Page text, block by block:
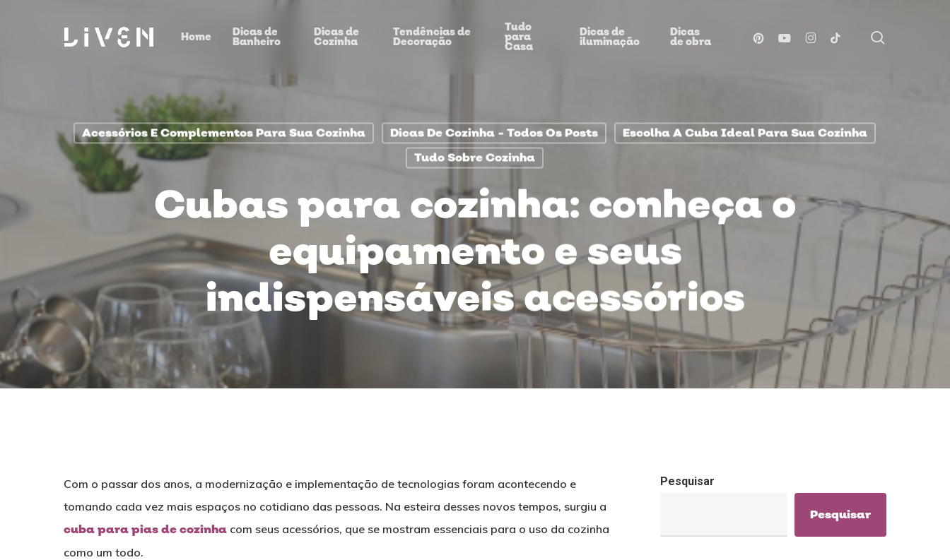
Home Dicas de
Banheiro
Dicas de
Cozinha
Tendências de
Decoração
Tudo
para
Casa
Dicas de
iluminação
Dicas
de obra pinterestyoutubeinstagram
tiktok
Acessórios E Complementos Para Sua Cozinha Dicas De Cozinha - Todos Os Posts
Escolha A Cuba Ideal Para Sua Cozinha
Tudo Sobre Cozinha
Cubas para cozinha: conheça o
equipamento e seus
indispensáveis acessórios
Com o passar dos anos, a modernização e implementação de tecnologias foram acontecendo e
tomando cada vez mais espaços no cotidiano das pessoas. Na esteira desses novos tempos, surgiu a
cuba para pias de cozinha com seus acessórios, que se mostram essenciais para o uso da cozinha
como um todo.
Pesquisar
Pesquisar